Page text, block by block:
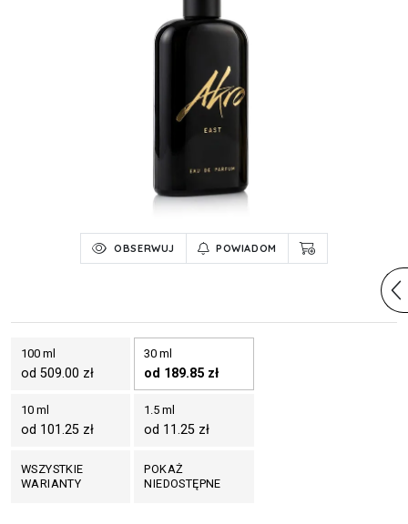
OBSERWUJ POWIADOM
100 ml
od 509.00 zł
30 ml
od 189.85 zł
10 ml
od 101.25 zł
1.5 ml
od 11.25 zł
WSZYSTKIE
WARIANTY
POKAŻ
NIEDOSTĘPNE